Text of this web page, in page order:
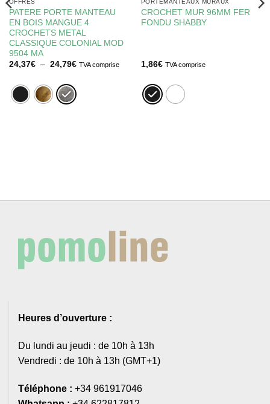
OFFRES
PATERE PORTE MANTEAU
EN BOIS MANGUE 4
CROCHETS METAL
CLASSIQUE COLONIAL MOD
9504 MA
24,37€ – 24,79€Plage
24,37€
à
TVA comprise
PORTEMANTEAUX MURAUX
CROCHET MUR 96MM FER
FONDU SHABBY
1,86€ TVA comprise
Heures d’ouverture :
Du lundi au jeudi : de 10h à 13h
Vendredi : de 10h à 13h (GMT+1)
Téléphone : +34 961917046